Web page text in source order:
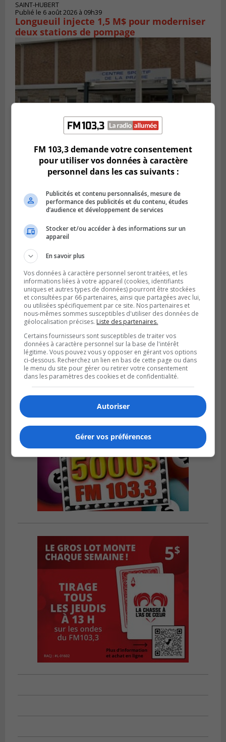
SAINT-HUBERT
Publié le 6 août 2026 à 09h39
Longueuil injecte 1,5 M$ pour moderniser
deux stations de pompage
LA PRAIRIE
Publié le 5 août 2026 à 11h59
jusqu’en avril 2027
Publié le 4 août 2026 à 15h50
Le mur du rempart de La Prairie retrouve
sa jeunesse
FM 103,3 demande votre consentement
pour utiliser vos données à caractère
personnel dans les cas suivants :
Publicités et contenu personnalisés, mesure de
performance des publicités et du contenu, études
d’audience et développement de services
Stocker et/ou accéder à des informations sur un
appareil
En savoir plus
Vos données à caractère personnel seront traitées, et les
informations liées à votre appareil (cookies, identifiants
uniques et autres types de données) pourront être stockées
et consultées par 66 partenaires, ainsi que partagées avec lui,
ou utilisées spécifiquement par ce site. Nos partenaires et
nous-mêmes sommes susceptibles d'utiliser des données de
géolocalisation précises. Liste des partenaires.
Certains fournisseurs sont susceptibles de traiter vos
données à caractère personnel sur la base de l'intérêt
légitime. Vous pouvez vous y opposer en gérant vos options
ci-dessous. Recherchez un lien en bas de cette page ou dans
le menu du site pour gérer ou retirer votre consentement
dans les paramètres des cookies et de confidentialité.
Autoriser
Gérer vos préférences